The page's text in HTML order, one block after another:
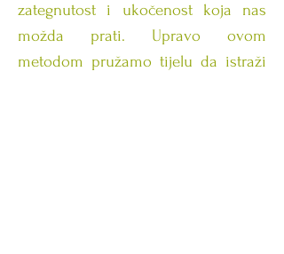
zategnutost i ukočenost koja nas
možda prati. Upravo ovom
metodom pružamo tijelu da istraži